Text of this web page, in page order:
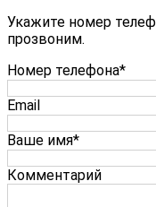
Укажите номер
прозвоним.
Номер телефона*
Email
Ваше имя*
Комментарий